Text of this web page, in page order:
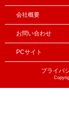
会社概要
お問い合わせ
PCサイト
プライバ